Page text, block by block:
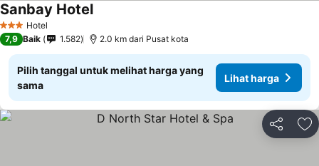
3 BintangHotel
Sanbay HotelLihat harga
7,9 Baik 1.582 2.0 km dari Pusat kota
Pilih tanggal untuk melihat harga yang
sama
Lihat harga
Bagikan